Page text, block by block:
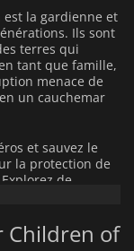
1.19€
est la gardienne et
Ils sont
terres qui
tant que famille,
menace de
un cauchemar
et sauvez le
la protection de
de
et
manière
jeu unique
Children of